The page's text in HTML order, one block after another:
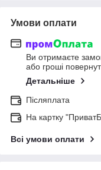
Умови оплати
Ви отримаєте
або гроші
Детальніше
Післяплата
На картку
Всі умови оплати